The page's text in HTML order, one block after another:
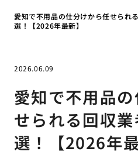
愛知で不用品の仕分けから任せられ
選！【2026年最新】
2026.06.09
愛知で不用品
せられる回収
選！【2026年最